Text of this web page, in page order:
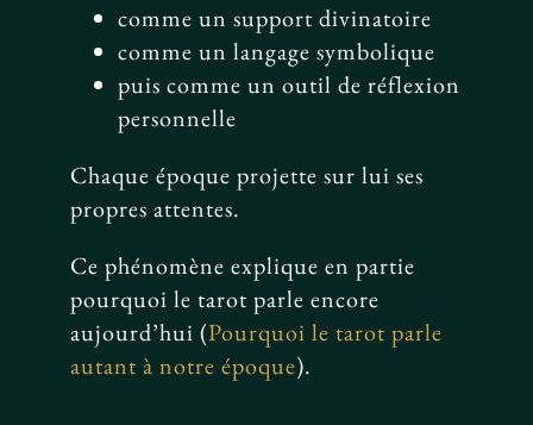
comme un support divinatoire
comme un langage symbolique
puis comme un outil de réflexion
personnelle
Chaque époque projette sur lui ses
propres attentes.
Ce phénomène explique en partie
pourquoi le tarot parle encore
aujourd’hui (Pourquoi le tarot parle
autant à notre époque).